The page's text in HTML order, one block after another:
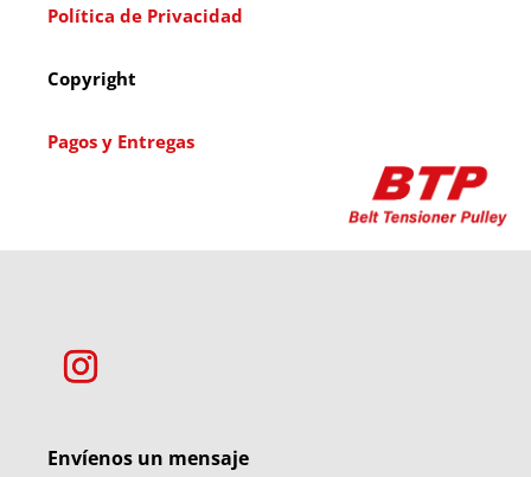
Política de Privacidad
Copyright
Pagos y Entregas
Envíenos un mensaje